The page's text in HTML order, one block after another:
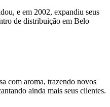
e em 2002, expandiu seus
de distribuição em Belo
com aroma, trazendo novos
ainda mais seus clientes.